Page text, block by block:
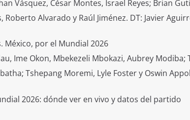
Vásquez, César Montes, Israel Reyes; Brian
Roberto Alvarado y Raúl Jiménez. DT: Javier
México, por el Mundial 2026
Ime Okon, Mbekezeli Mbokazi, Aubrey Modiba;
Tshepang Moremi, Lyle Foster y Oswin
2026: dónde ver en vivo y datos del partido